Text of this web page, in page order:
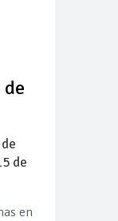
de
en